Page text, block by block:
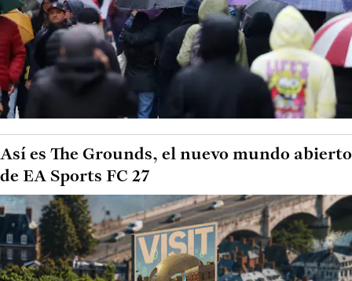
Así es The Grounds, el nuevo mundo abierto
de EA Sports FC 27